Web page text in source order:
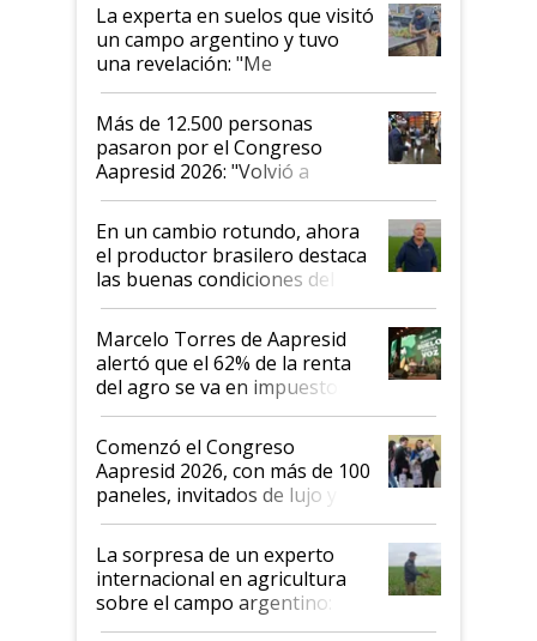
La experta en suelos que visitó
un campo argentino y tuvo
una revelación: "Me
impresionó mucho"
Más de 12.500 personas
pasaron por el Congreso
Aapresid 2026: "Volvió a
demostrar que hablar del
suelo es hablar de todo el
sistema productivo"
En un cambio rotundo, ahora
el productor brasilero destaca
las buenas condiciones del
agro argentino para invertir:
"Los veo más motivados"
Marcelo Torres de Aapresid
alertó que el 62% de la renta
del agro se va en impuestos:
"No es bueno que en
Argentina se sigan discutiendo
las mismas cosas de hace 50
años"
Comenzó el Congreso
Aapresid 2026, con más de 100
paneles, invitados de lujo y
todas las tendencias
La sorpresa de un experto
internacional en agricultura
sobre el campo argentino:
"Estoy muy impresionado"